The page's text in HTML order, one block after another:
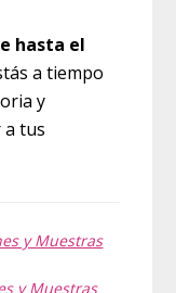
hasta el
a tiempo
y
a tus
y Muestras
y Muestras